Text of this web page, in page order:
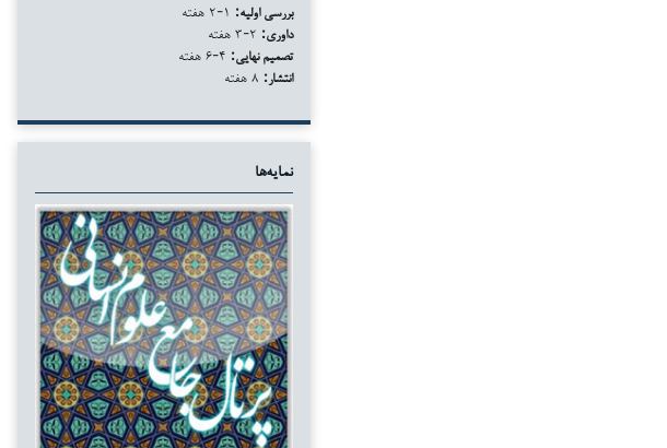
بررسی اولیه:
داوری:
تصمیم نهایی:
انتشار:
نمایه‌ها